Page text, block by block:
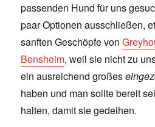
passenden Hund für uns
paar Optionen ausschließen,
sanften Geschöpfe von
Bensheim, weil sie nicht zu
ein ausreichend großes
haben und man sollte bereit
halten, damit sie gedeihen.